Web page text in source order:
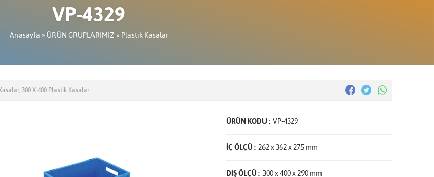
VP-4329
Anasayfa » ÜRÜN GRUPLARIMIZ » Plastik Kasalar
, 300 X 400 Plastik Kasalar
ÜRÜN KODU : VP-4329
İÇ ÖLÇÜ : 262 x 362 x 275 mm
DIŞ ÖLÇÜ : 300 x 400 x 290 mm